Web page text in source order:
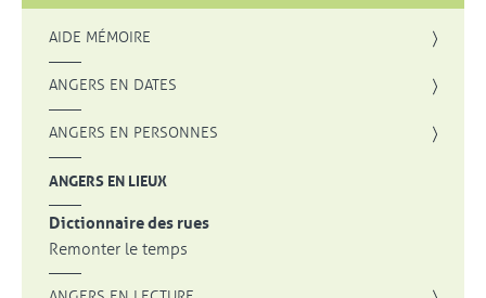
AIDE MÉMOIRE
ANGERS EN DATES
ANGERS EN PERSONNES
ANGERS EN LIEUX
Dictionnaire des rues
Remonter le temps